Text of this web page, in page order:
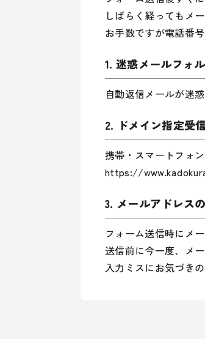
しばらく経ってもメ
お手数ですが電話番
1. 迷惑メールフォ
自動返信メールが迷
2. ドメイン指定受
携帯・スマートフォ
https://
3. メールアドレス
フォーム送信時にメ
送信前に今一度、メ
入力ミスにお気づき